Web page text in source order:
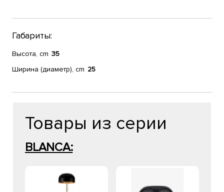
Габариты:
Высота, cm 35
Ширина (диаметр), cm 25
Товары из серии
BLANCA: